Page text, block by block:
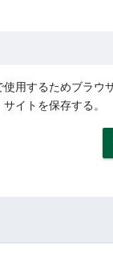
用するためブラウ
イトを保存する。